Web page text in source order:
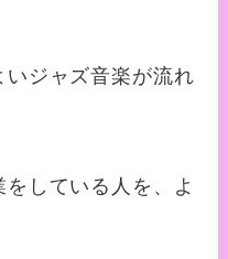
ジャズ音楽が流れ
している人を、よ